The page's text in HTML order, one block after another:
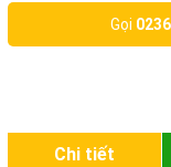
Gọi
Chi tiết